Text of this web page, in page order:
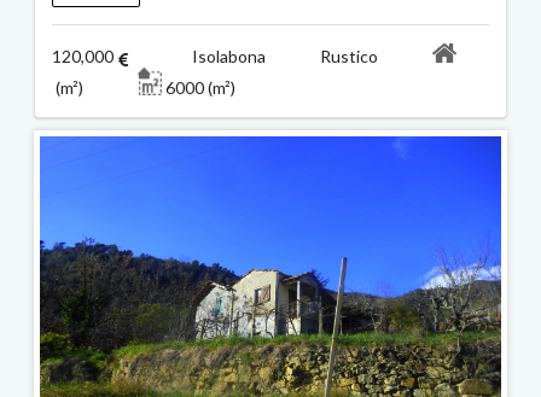
120,000
Isolabona Rustico
(m²)
6000 (m²)